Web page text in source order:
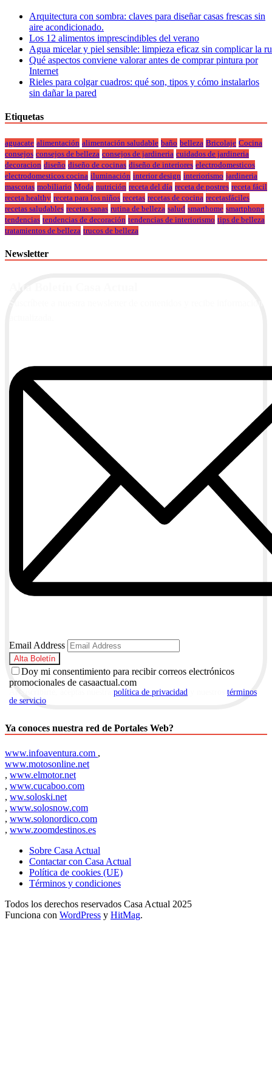
Arquitectura con sombra: claves para diseñar casas frescas sin
aire acondicionado.
Los 12 alimentos imprescindibles del verano
Agua micelar y piel sensible: limpieza eficaz sin complicar la
Qué aspectos conviene valorar antes de comprar pintura por
Internet
Rieles para colgar cuadros: qué son, tipos y cómo instalarlos
sin dañar la pared
Etiquetas
aguacate alimentación alimentación saludable baño belleza Bricolaje Cocina
consejos consejos de belleza consejos de jardineria cuidados de jardineria
decoracion diseño diseño de cocinas diseño de interiores electrodomesticos
electrodomesticos cocina iluminación interior design interiorismo jardineria
mascotas mobiliario Moda nutrición receta del día receta de postres receta fácil
receta healthy receta para los niños recetas recetas de cocina recetasfáciles
recetas saludables recetas sanas rutina de belleza salud smarthome smartphone
tendencias tendencias de decoración tendencias de interiorismo tips de belleza
tratamientos de belleza trucos de belleza
Newsletter
Email Address
Doy mi consentimiento para recibir correos electrónicos
promocionales de casaactual.com
política de privacidad
términos
de servicio
Ya conoces nuestra red de Portales Web?
www.infoaventura.com ,
www.motosonline.net
, www.elmotor.net
, www.cucaboo.com
, ww.soloski.net
, www.solosnow.com
, www.solonordico.com
, www.zoomdestinos.es
Sobre Casa Actual
Contactar con Casa Actual
Política de cookies (UE)
Términos y condiciones
Todos los derechos reservados Casa Actual 2025
Funciona con WordPress y HitMag.